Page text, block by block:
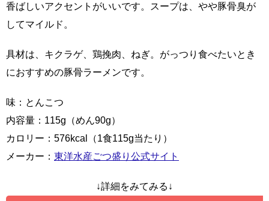
香ばしいアクセントがいいです。スープは、やや豚骨臭が
してマイルド。
具材は、キクラゲ、鶏挽肉、ねぎ。がっつり食べたいとき
におすすめの豚骨ラーメンです。
味：とんこつ
内容量：115g（めん90g）
カロリー：576kcal（1食115g当たり）
メーカー： 東洋水産ごつ盛り公式サイト
↓詳細をみてみる↓